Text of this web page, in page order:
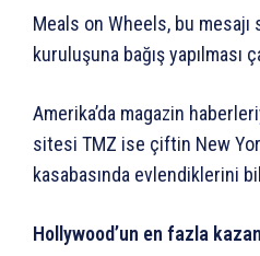
Meals on Wheels, bu mesajı
kuruluşuna bağış yapılması
Amerika’da magazin
sitesi TMZ ise çiftin New
kasabasında evlendiklerini
Hollywood’un en fazla